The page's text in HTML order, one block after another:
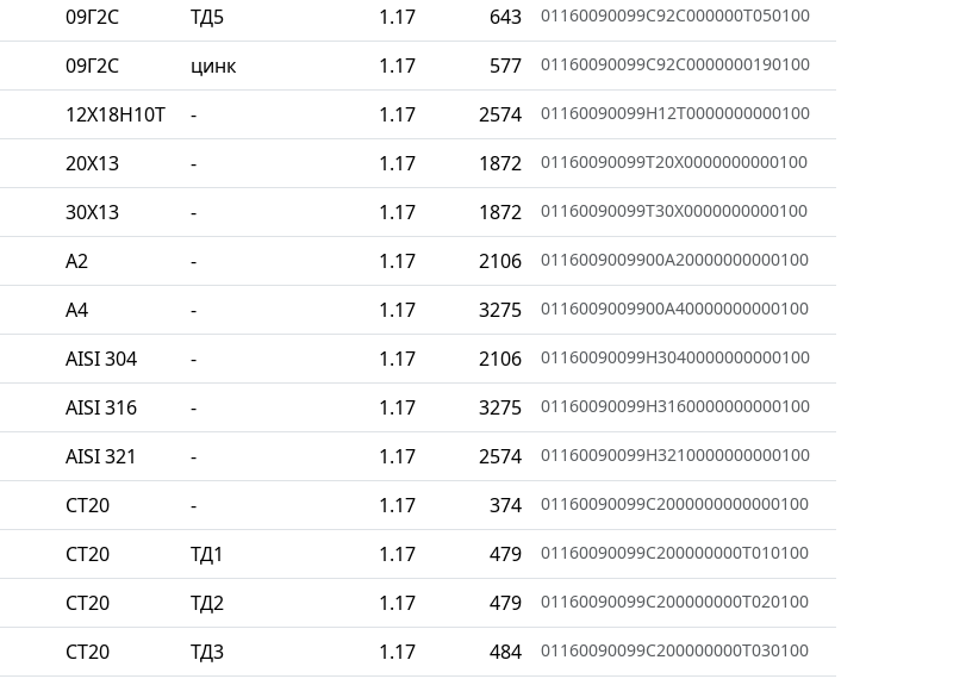
09Г2С ТД5 1.17 643 01160090099C92C000000T050100
09Г2С цинк 1.17 577 01160090099C92C0000000190100
12Х18Н10Т - 1.17 2574 01160090099H12T0000000000100
20Х13 - 1.17 1872 01160090099T20X0000000000100
30Х13 - 1.17 1872 01160090099T30X0000000000100
A2 - 1.17 2106 0116009009900A20000000000100
A4 - 1.17 3275 0116009009900A40000000000100
AISI 304 - 1.17 2106 01160090099H3040000000000100
AISI 316 - 1.17 3275 01160090099H3160000000000100
AISI 321 - 1.17 2574 01160090099H3210000000000100
СТ20 - 1.17 374 01160090099C2000000000000100
СТ20 ТД1 1.17 479 01160090099C200000000T010100
СТ20 ТД2 1.17 479 01160090099C200000000T020100
СТ20 ТД3 1.17 484 01160090099C200000000T030100